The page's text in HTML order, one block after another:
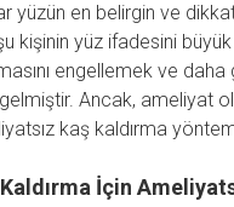
yüzün en belirgin ve
kişinin yüz ifadesini
engellemek ve
Ancak, ameliyat
kaş kaldırma
İçin